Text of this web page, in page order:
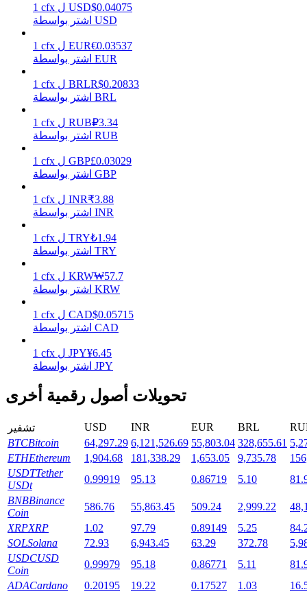
يكسب
خنزير الطاقة
احصل على مكافآت تنافسية يوميًا
عوائد عالية والوصول الفوري
Launchpool
الرهان المرن لكسب العملات الرقمية الشهيرة
1 cfx ل USD$0.04075
اشتر بواسطة USD
1 cfx ل EUR€0.03537
اشتر بواسطة EUR
1 cfx ل BRLR$0.20833
اشتر بواسطة BRL
1 cfx ل RUB₽3.34
اشتر بواسطة RUB
1 cfx ل GBP£0.03029
اشتر بواسطة GBP
1 cfx ل INR₹3.88
اشتر بواسطة INR
1 cfx ل TRY₺1.94
اشتر بواسطة TRY
1 cfx ل KRW₩57.7
اشتر بواسطة KRW
1 cfx ل CAD$0.05715
اشتر بواسطة CAD
1 cfx ل JPY¥6.45
اشتر بواسطة JPY
تحويلات أصول رقمية أخرى
تشفير USD INR EUR BRL
BTCBitcoin 64,297.29 6,121,526.69 55,803.04 328,655.61
ETHEthereum 1,904.68 181,338.29 1,653.05 9,735.78
USDTTether
USDt
0.99919 95.13 0.86719 5.10
BNBBinance
Coin
586.76 55,863.45 509.24 2,999.22
XRPXRP 1.02 97.79 0.89149 5.25
SOLSolana 72.93 6,943.45 63.29 372.78
USDCUSD
Coin
0.99979 95.18 0.86771 5.11
ADACardano 0.20195 19.22 0.17527 1.03